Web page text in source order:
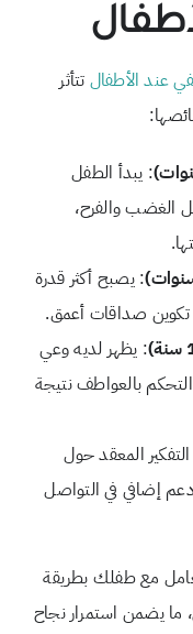
عند الأطفال تتأثر
: يبدأ الطفل
الغضب والفرح،
: يصبح أكثر قدرة
تكوين صداقات أعمق.
: يظهر لديه وعي
بالعواطف نتيجة
المعقد حول
إضافي في التواصل
مع طفلك بطريقة
يضمن استمرار نجاح